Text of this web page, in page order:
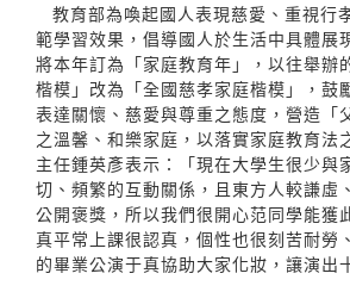
教育部為喚起國人表現慈愛、重視行
範學習效果，倡導國人於生活中具體展
將本年訂為「家庭教育年」，以往舉辦
楷模」改為「全國慈孝家庭楷模」，鼓
表達關懷、慈愛與尊重之態度，營造「
之溫馨、和樂家庭，以落實家庭教育法
主任鍾英彥表示：「現在大學生很少與
切、頻繁的互動關係，且東方人較謙虛
公開褒獎，所以我們很開心范同學能獲
真平常上課很認真，個性也很刻苦耐勞
的畢業公演于真協助大家化妝，讓演出